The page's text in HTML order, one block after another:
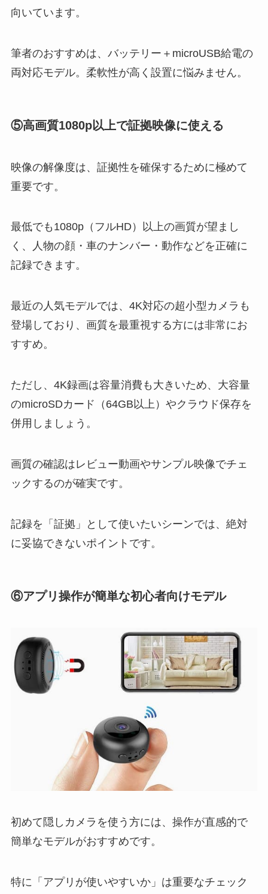
向いています。
筆者のおすすめは、バッテリー＋microUSB給電の
両対応モデル。柔軟性が高く設置に悩みません。
⑤高画質1080p以上で証拠映像に使える
映像の解像度は、証拠性を確保するために極めて
重要です。
最低でも1080p（フルHD）以上の画質が望まし
く、人物の顔・車のナンバー・動作などを正確に
記録できます。
最近の人気モデルでは、4K対応の超小型カメラも
登場しており、画質を最重視する方には非常にお
すすめ。
ただし、4K録画は容量消費も大きいため、大容量
のmicroSDカード（64GB以上）やクラウド保存を
併用しましょう。
画質の確認はレビュー動画やサンプル映像でチェ
ックするのが確実です。
記録を「証拠」として使いたいシーンでは、絶対
に妥協できないポイントです。
⑥アプリ操作が簡単な初心者向けモデル
初めて隠しカメラを使う方には、操作が直感的で
簡単なモデルがおすすめです。
特に「アプリが使いやすいか」は重要なチェック